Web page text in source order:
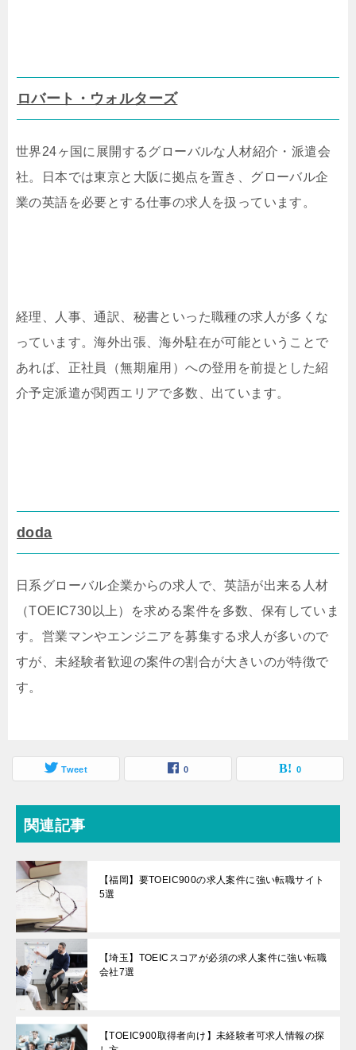
ロバート・ウォルターズ
世界24ヶ国に展開するグローバルな人材紹介・派遣会
社。日本では東京と大阪に拠点を置き、グローバル企
業の英語を必要とする仕事の求人を扱っています。
経理、人事、通訳、秘書といった職種の求人が多くな
っています。海外出張、海外駐在が可能ということで
あれば、正社員（無期雇用）への登用を前提とした紹
介予定派遣が関西エリアで多数、出ています。
doda
日系グローバル企業からの求人で、英語が出来る人材
（TOEIC730以上）を求める案件を多数、保有していま
す。営業マンやエンジニアを募集する求人が多いので
すが、未経験者歓迎の案件の割合が大きいのが特徴で
す。
Tweet 0 0
関連記事
【福岡】要TOEIC900の求人案件に強い転職サイト
5選
【埼玉】TOEICスコアが必須の求人案件に強い転職
会社7選
【TOEIC900取得者向け】未経験者可求人情報の探